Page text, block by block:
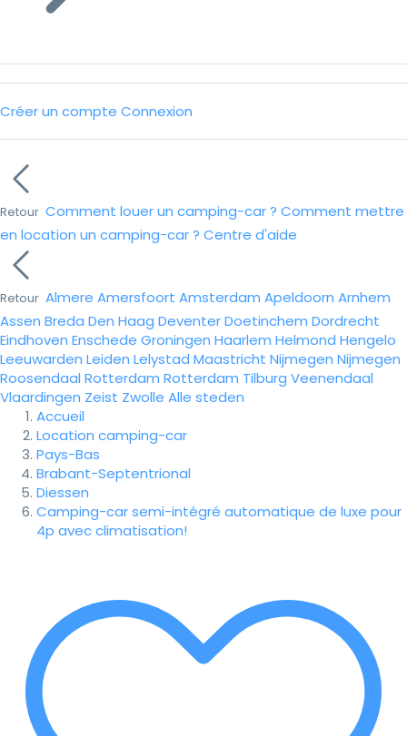
Créer un compte Connexion
Retour Comment louer un camping-car ? Comment mettre
en location un camping-car ? Centre d'aide
Retour Almere Amersfoort Amsterdam Apeldoorn Arnhem
Assen Breda Den Haag DeventerDoetinchem Dordrecht
Eindhoven Enschede Groningen Haarlem Helmond Hengelo
Leeuwarden Leiden Lelystad Maastricht Nijmegen Nijmegen
Roosendaal Rotterdam Rotterdam Tilburg Veenendaal
Vlaardingen Zeist Zwolle Alle steden
Accueil
Location camping-car
Pays-Bas
Brabant-Septentrional
Diessen
Camping-car semi-intégré automatique de luxe pour
4p avec climatisation!